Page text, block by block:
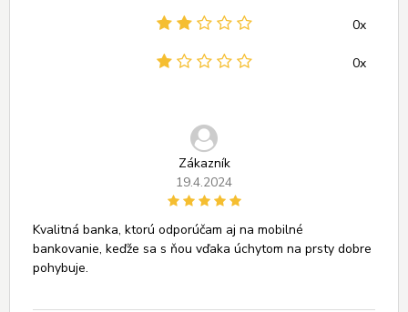
0x
0x
Zákazník
19.4.2024
Kvalitná banka, ktorú odporúčam aj na mobilné
bankovanie, keďže sa s ňou vďaka úchytom na prsty dobre
pohybuje.